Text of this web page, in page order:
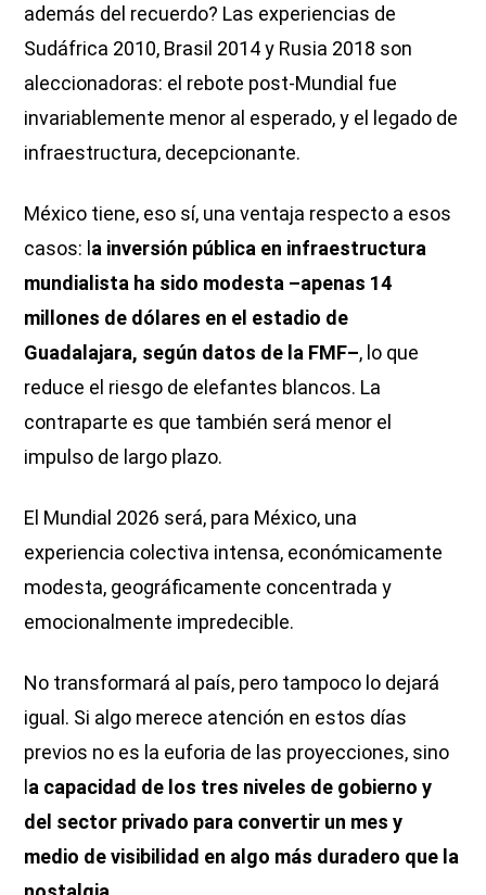
además del recuerdo? Las experiencias de
Sudáfrica 2010, Brasil 2014 y Rusia 2018 son
aleccionadoras: el rebote post-Mundial fue
invariablemente menor al esperado, y el legado de
infraestructura, decepcionante.
México tiene, eso sí, una ventaja respecto a esos
casos: la inversión pública en infraestructura
mundialista ha sido modesta –apenas 14
millones de dólares en el estadio de
Guadalajara, según datos de la FMF–, lo que
reduce el riesgo de elefantes blancos. La
contraparte es que también será menor el
impulso de largo plazo.
El Mundial 2026 será, para México, una
experiencia colectiva intensa, económicamente
modesta, geográficamente concentrada y
emocionalmente impredecible.
No transformará al país, pero tampoco lo dejará
igual. Si algo merece atención en estos días
previos no es la euforia de las proyecciones, sino
la capacidad de los tres niveles de gobierno y
del sector privado para convertir un mes y
medio de visibilidad en algo más duradero que la